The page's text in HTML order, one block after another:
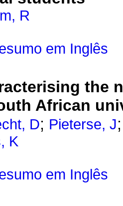
R
em Inglês
the
African
D; Pieterse, J
K
em Inglês